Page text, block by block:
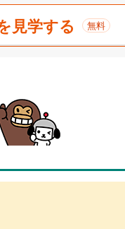
見学する 無料